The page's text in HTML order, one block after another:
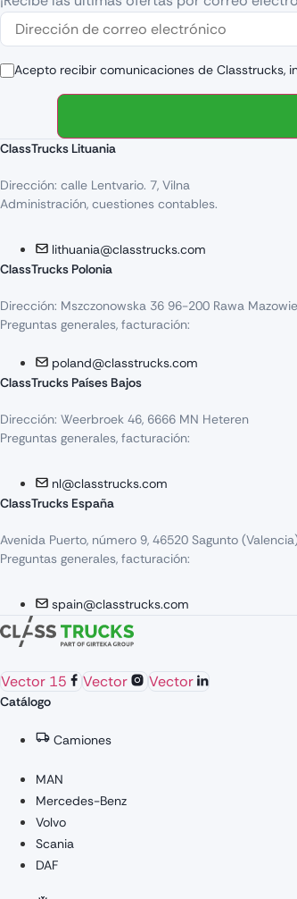
Acepto recibir comunicaciones de Classtrucks,
ClassTrucks Lituania
Dirección: calle Lentvario. 7, Vilna
Administración, cuestiones contables.
lithuania@classtrucks.com
ClassTrucks Polonia
Dirección: Mszczonowska 36 96-200 Rawa
Preguntas generales, facturación:
poland@classtrucks.com
ClassTrucks Países Bajos
Dirección: Weerbroek 46, 6666 MN Heteren
Preguntas generales, facturación:
nl@classtrucks.com
ClassTrucks España
Avenida Puerto, número 9, 46520 Sagunto
Preguntas generales, facturación:
spain@classtrucks.com
Vector 15 Vector Vector
Catálogo
Camiones
MAN
Mercedes-Benz
Volvo
Scania
DAF